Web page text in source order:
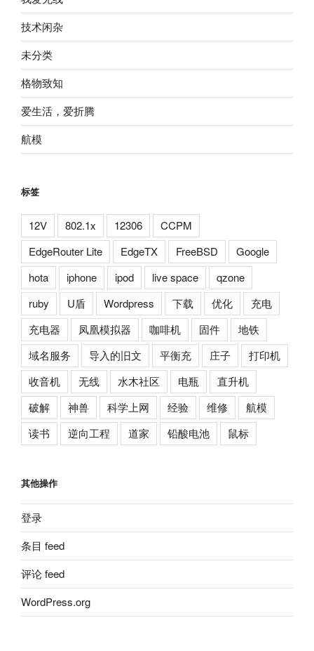
技术闲杂
未分类
格物致知
爱生活，爱折腾
航模
标签
12V 802.1x 12306
CCPM
EdgeRouter Lite
EdgeTX FreeBSD
Google
hota
iphone ipod live space
qzone
ruby
U盾 Wordpress 下载 优化
充电
充电器
凤凰模拟器 咖啡机 固件
地铁
域名服务
导入的旧文 平衡充 庄子
打印机
收音机
无线 水木社区 电瓶
直升机
破解
神兽 科学上网 经验 维修
航模
读书
逆向工程 道家 铅酸电池 鼠标
其他操作
登录
条目 feed
评论 feed
WordPress.org